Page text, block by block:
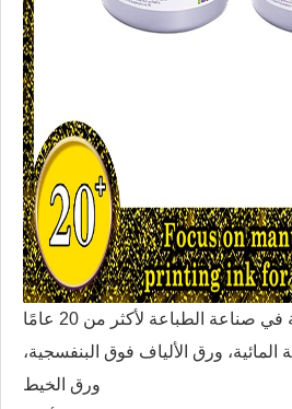
المائية، ورق الألياف فوق البنفسجية،
ورق الخيط